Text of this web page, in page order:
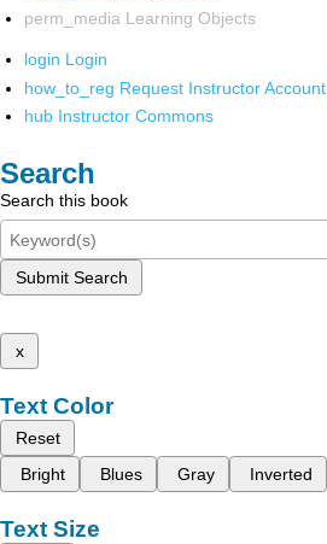
perm_media Learning Objects
login Login
how_to_reg Request Instructor Account
hub Instructor Commons
Search
Search this book
Submit Search
x
Text Color
Reset
Bright
Blues Gray Inverted
Text Size